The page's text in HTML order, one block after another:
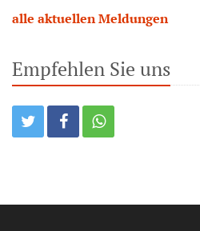
alle aktuellen Meldungen
Empfehlen Sie uns